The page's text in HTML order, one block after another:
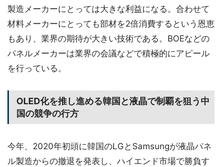
製造メーカーにとっては大きな利益になる。合わせて
材料メーカーにとっても部材を2倍消費するという恩恵
もあり、業界の期待が大きい技術である。BOEなどの
パネルメーカーは業界の会議などで積極的にアピール
を行っている。
OLED化を推し進める韓国と液晶で制覇を狙う中
国の競争の行方
今年、2020年初頭に韓国のLGとSamsungが液晶パネ
ル製造からの撤退を発表し、ハイエンド市場で勝負す